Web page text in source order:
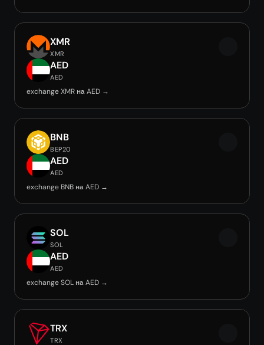
XMR
XMR
AED
AED
exchange XMR на AED →
BNB
BEP20
AED
AED
exchange BNB на AED →
SOL
SOL
AED
AED
exchange SOL на AED →
TRX
TRX